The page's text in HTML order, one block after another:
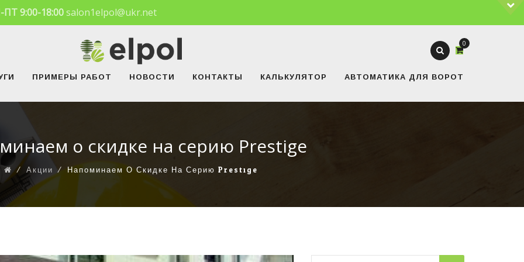
9:00-18:00salon1elpol@ukr.net
0
ПРИМЕРЫ РАБОТ НОВОСТИ КОНТАКТЫ КАЛЬКУЛЯТОР АВТОМАТИКА ДЛЯ ВОРОТ
о скидке на серию Prestige
⁄ Акции ⁄ Напоминаем О Скидке На Серию Prestige